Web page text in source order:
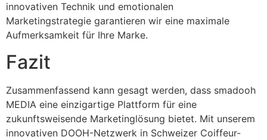
innovativen Technik und emotionalen
Marketingstrategie garantieren wir eine maximale
Aufmerksamkeit für Ihre Marke.
Fazit
Zusammenfassend kann gesagt werden, dass smadooh
MEDIA eine einzigartige Plattform für eine
zukunftsweisende Marketinglösung bietet. Mit unserem
innovativen DOOH-Netzwerk in Schweizer Coiffeur-